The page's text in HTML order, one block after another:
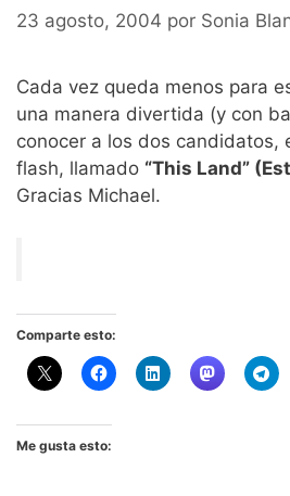
23 agosto, 2004 por Sonia
Cada vez queda menos para
una manera divertida (y con
conocer a los dos candidatos,
flash, llamado “This Land”
Gracias Michael.
Comparte esto:
Me gusta esto: